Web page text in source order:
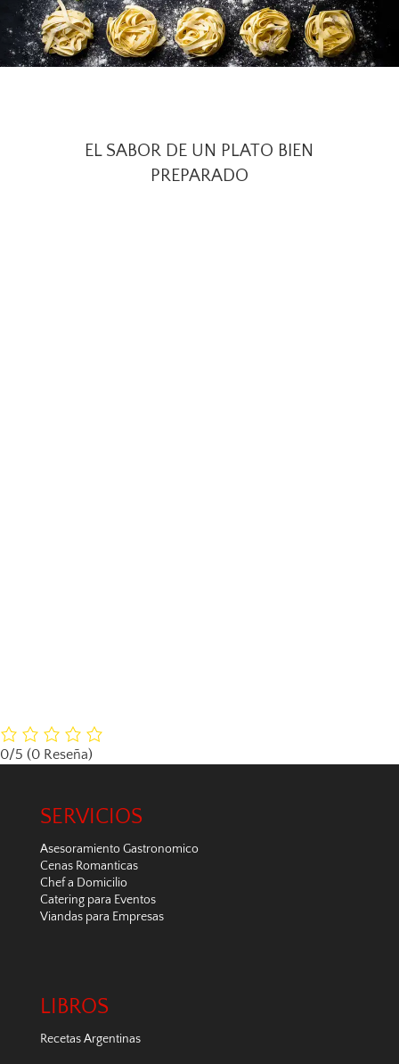
EL SABOR DE UN PLATO BIEN
PREPARADO
0/5 (0 Reseña)
SERVICIOS
Asesoramiento Gastronomico
Cenas Romanticas
Chef a Domicilio
Catering para Eventos
Viandas para Empresas
LIBROS
Recetas Argentinas